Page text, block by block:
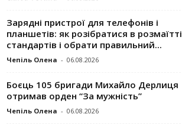
Зарядні пристрої для телефонів і
планшетів: як розібратися в розмаїтті
стандартів і обрати правильний...
Чепіль Олена - 06.08.2026
Боєць 105 бригади Михайло Дерлиця
отримав орден “За мужність”
Чепіль Олена - 06.08.2026